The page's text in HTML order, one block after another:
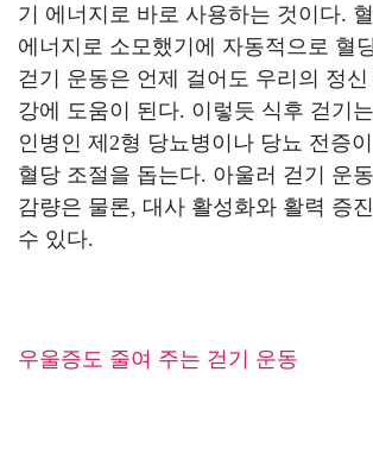
기 에너지로 바로 사용하는 것이다.
에너지로 소모했기에 자동적으로 혈
걷기 운동은 언제 걸어도 우리의 정
강에 도움이 된다. 이렇듯 식후 걷기
인병인 제2형 당뇨병이나 당뇨 전증
혈당 조절을 돕는다. 아울러 걷기 운
감량은 물론, 대사 활성화와 활력 증
수 있다.
우울증도 줄여 주는 걷기 운동